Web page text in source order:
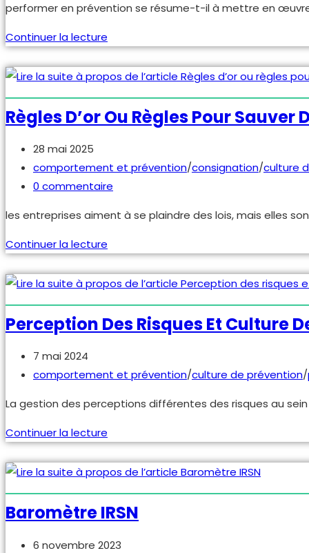
la
publication :
performer en prévention se résume-t-il à mettre en
Continuer la lecture
l’envie ?
Règles D’or Ou Règles Pour Sauver
Publication
publiée :
28 mai 2025
Post
category:
comportement et prévention/consignation/culture
Commentaires
la
publication :
0 commentaire
les entreprises aiment à se plaindre des lois, mais elles
Continuer la lecture
ou
pour
sauver
vies
Perception Des Risques Et Culture
Publication
publiée :
7 mai 2024
Post
comportement et prévention/culture de prévention/
La gestion des perceptions différentes des risques au
Continuer la lecture
risques
culture
de
prévention
Baromètre IRSN
Publication
6 novembre 2023